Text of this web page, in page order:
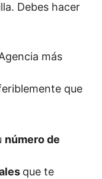
Debes hacer
más
que
número de
que te